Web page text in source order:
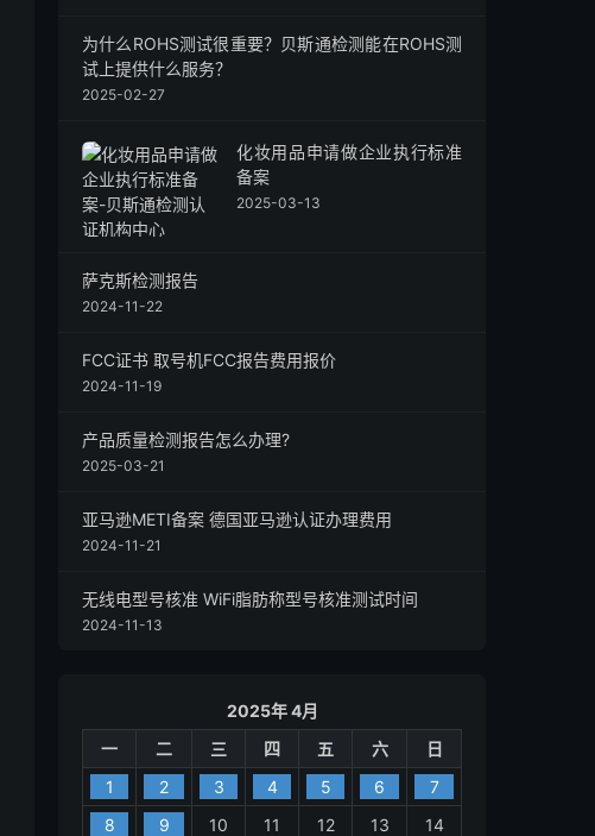
为什么ROHS测试很重要？贝斯通检测能在ROHS测
试上提供什么服务？
2025-02-27
化妆用品申请做企业执行标准
备案
2025-03-13
萨克斯检测报告
2024-11-22
FCC证书 取号机FCC报告费用报价
2024-11-19
产品质量检测报告怎么办理?
2025-03-21
亚马逊METI备案 德国亚马逊认证办理费用
2024-11-21
无线电型号核准 WiFi脂肪称型号核准测试时间
2024-11-13
2025年 4月
一
二 三 四 五 六
日
1
2 3 4 5 6
7
8
9 10 11 12 13
14